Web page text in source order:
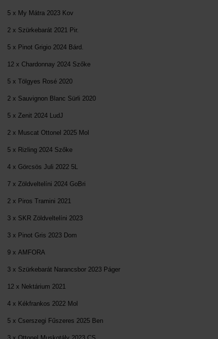
5 x My Mátra 2023 Kov
2 x Szürkebarát 2021 Pir.
5 x Pinot Grigio 2024 Bárd.
12 x Chardonnay 2024 Szőke
5 x Tölgyes Rosé 2020
2 x Sauvignon Blanc Sürli 2020
5 x Zenit 2024 LudJ
2 x Muscat Ottonel 2025 Mol
5 x Rizling 2024 Szőke
4 x Görcsös Juli 2022 5L
7 x Zöldveltelíni 2024 GoBri
2 x Piros Tramini 2021
3 x SKR Zöldveltelíni 2023
3 x Pinot Gris 2023 Dom
9 x AMFORA
3 x Szürkebarát Narancsbor 2023 Páger
12 x Nektárium 2021
4 x Kékfrankos 2022 Mol
5 x Cserszegi Fűszeres 2025 Ben
3 x Ottonel Muskotály 2023 CS